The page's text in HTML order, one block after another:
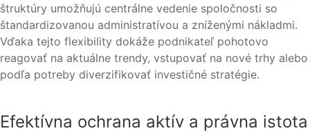
štruktúry umožňujú centrálne vedenie spoločnosti so
štandardizovanou administratívou a zníženými nákladmi.
Vďaka tejto flexibility dokáže podnikateľ pohotovo
reagovať na aktuálne trendy, vstupovať na nové trhy alebo
podľa potreby diverzifikovať investičné stratégie.
Efektívna ochrana aktív a právna istota